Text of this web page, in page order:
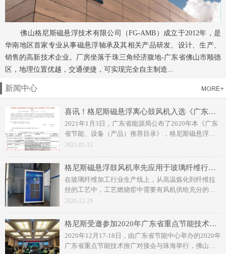
佛山格尼斯磁悬浮技术有限公司（FG-AMB）成立于2012年，是
华南地区首家专业从事磁悬浮轴承及其相关产品研发、设计、生产、
销售的高新技术企业。厂房坐落于珠三角经济腹地-广东省佛山市顺德
区，地理位置优越，交通便捷，可实现完全自主制造...
新闻中心
喜讯！格尼斯磁悬浮离心鼓风机入选《广东省节能技术、设备（产品）推荐目录》（2020年本）
2021年1月3日，广东省能源局公布了2020年本《广东
省节能、设备（产品）推荐目录》，格尼斯磁悬浮离
心鼓风机作为高端节能设备入选目录名单。
2021-01-13
格尼斯磁悬浮鼓风机率先应用于玻璃纤维行业，助力用户实现节能减排，生产自动化控制
在玻璃纤维加工行业生产线上，从高温炼化到纤维拉
丝的工艺中，工艺燃烧窑中需要有风机供给充分的空
气参与燃烧加工以及输送物料。
2020-12-29
格尼斯受邀参加2020年广东省重点节能技术推广对接会
2020年12月17-18日，由广东省节能中心举办的2020年
广东省重点节能技术推广对接会与珠海举行，佛山格